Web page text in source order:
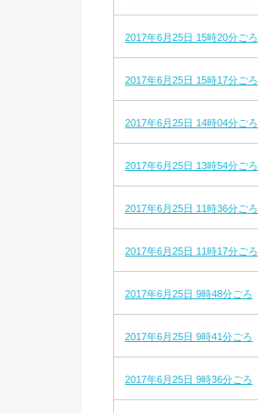
2017年6月25日 15時20分ごろ
2017年6月25日 15時17分ごろ
2017年6月25日 14時04分ごろ
2017年6月25日 13時54分ごろ
2017年6月25日 11時36分ごろ
2017年6月25日 11時17分ごろ
2017年6月25日 9時48分ごろ
2017年6月25日 9時41分ごろ
2017年6月25日 9時36分ごろ